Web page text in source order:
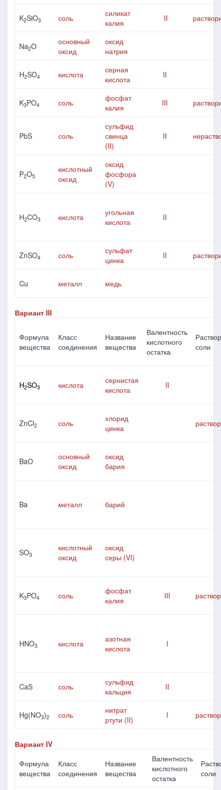
K2SiO3 соль
силикат
калия
II
Na2O
основный
оксид
оксид
натрия
H2SO4 кислота
серная
кислота
II
K3PO4 соль
фосфат
калия
III
PbS соль
сульфид
свинца
(II)
II
P2O5
кислотный
оксид
оксид
фосфора
(V)
H2CO3 кислота
угольная
кислота
II
ZnSO4 соль
сульфат
цинка
II
Cu металл медь
Вариант III
Формула
вещества
Класс
соединения
Название
вещества
Валентность
кислотного
остатка
соли
H2SO3 кислота
сернистая
кислота
II
ZnCl2 соль
хлорид
цинка
BaO
основный
оксид
оксид
бария
Ba металл барий
SO3
кислотный
оксид
оксид
серы (VI)
K3PO4 соль
фосфат
калия
III
HNO3 кислота
азотная
кислота
I
CaS соль
сульфид
кальция
II
Hg(NO3)2 соль
нитрат
ртути (II)
I
Вариант IV
Формула
вещества
Класс
соединения
Название
вещества
Валентность
кислотного
остатка
соли